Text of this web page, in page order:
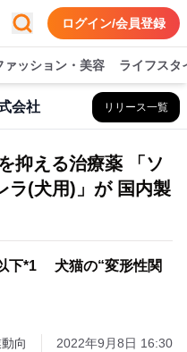
ログイン/会員登録
ァッション・美容 ライフスタ
会社 リリース一覧
抑える治療薬 「ソ
ラ(犬用)」が 国内製
下*1 犬猫の“変形性関
向 2022年9月8日 16:30